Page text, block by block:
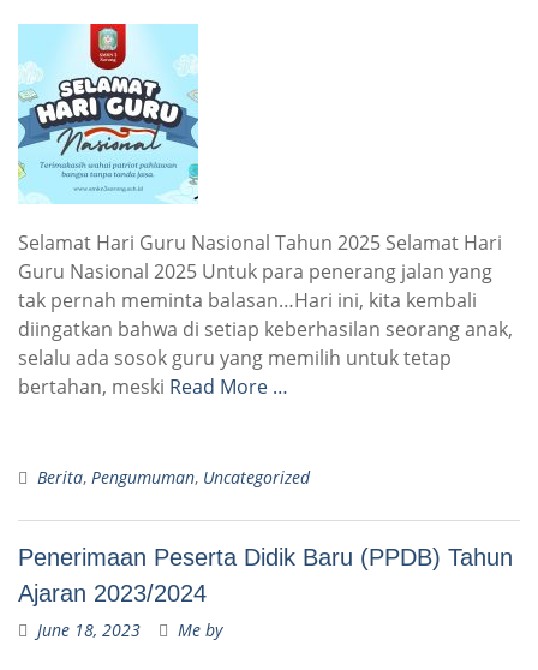
Selamat Hari Guru Nasional Tahun 2025 Selamat Hari
Guru Nasional 2025 Untuk para penerang jalan yang
tak pernah meminta balasan…Hari ini, kita kembali
diingatkan bahwa di setiap keberhasilan seorang anak,
selalu ada sosok guru yang memilih untuk tetap
bertahan, meski Read More …
Berita, Pengumuman, Uncategorized
Penerimaan Peserta Didik Baru (PPDB) Tahun
Ajaran 2023/2024
June 18, 2023 Me by